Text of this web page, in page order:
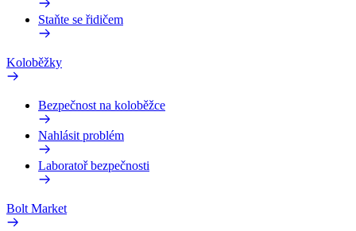
Staňte se řidičem
Koloběžky
Bezpečnost na koloběžce
Nahlásit problém
Laboratoř bezpečnosti
Bolt Market